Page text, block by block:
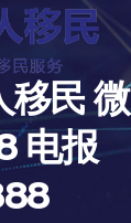
移民 微
电报